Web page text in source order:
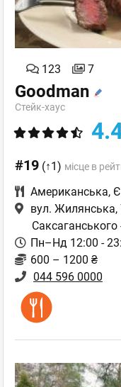
123 7
Goodman
Стейк-хаус
#19 (↑1) місце в
Американська,
вул. Жилянська,
Пн–Нд 12:00 -
600 – 1200 ₴
044 596 0000